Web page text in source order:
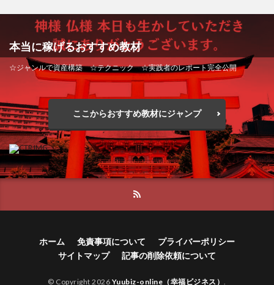
本当に稼げるおすすめ教材
☆ジャンルで資産構築 ☆テクニック ☆実践者のレポート完全公開
ここからおすすめ教材にジャンプ
ホーム 免責事項について
プライバーポリシー
サイトマップ
記事の削除依頼について
© Copyright 2026 Yuubiz-online（幸福ビジネス）.